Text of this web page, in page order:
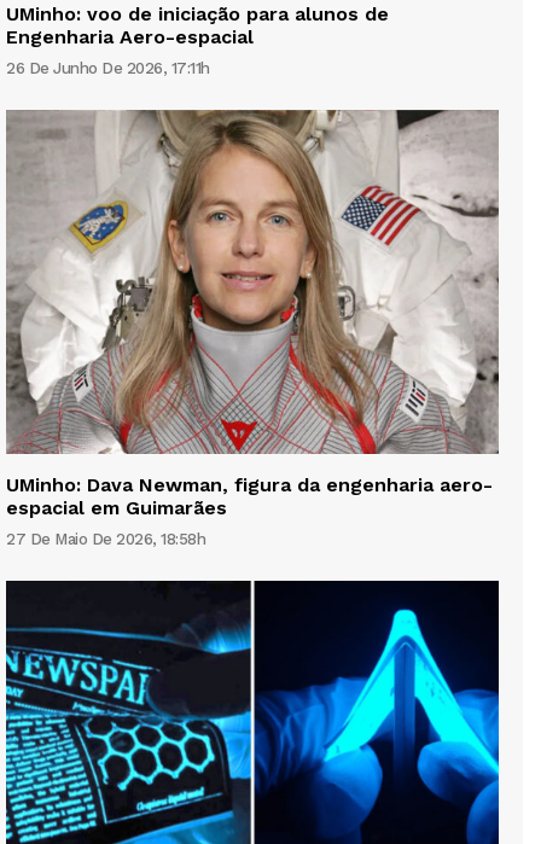
UMinho: voo de iniciação para alunos de
Engenharia Aero-espacial
26 De Junho De 2026, 17:11h
UMinho: Dava Newman, figura da engenharia aero-
espacial em Guimarães
27 De Maio De 2026, 18:58h